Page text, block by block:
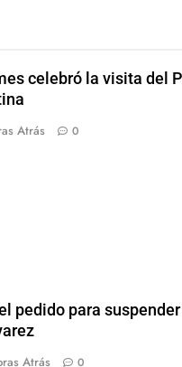
celebró la visita del
Atrás 0
pedido para suspender
Atrás 0